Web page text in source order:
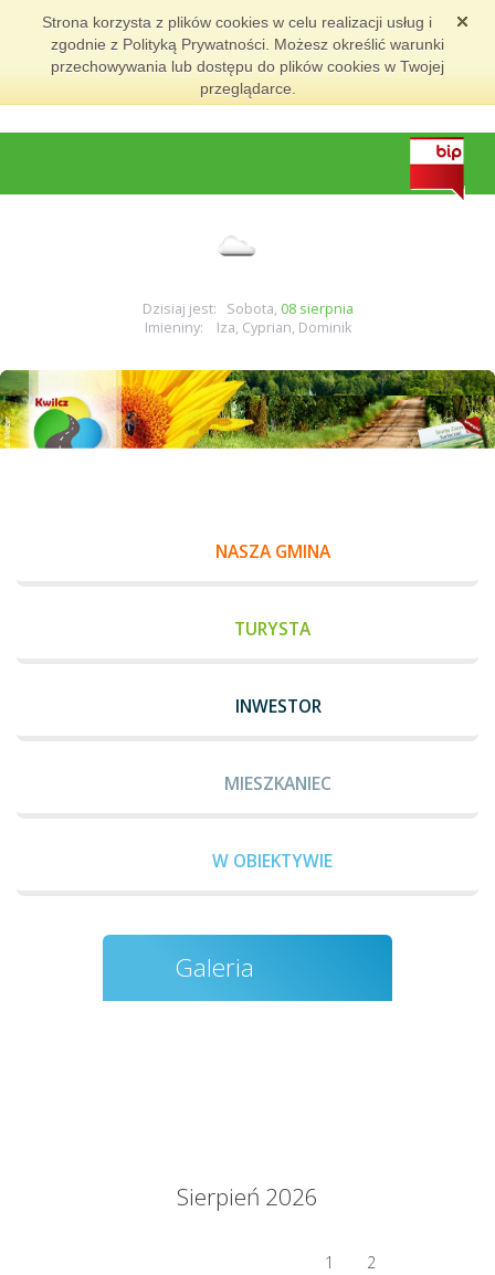
Strona korzysta z plików cookies w celu realizacji usług i
zgodnie z Polityką Prywatności. Możesz określić warunki
przechowywania lub dostępu do plików cookies w Twojej
przeglądarce.
Dzisiaj jest: Sobota, 08 sierpnia
Imieniny: Iza, Cyprian, Dominik
NASZA GMINA
TURYSTA
INWESTOR
MIESZKANIEC
W OBIEKTYWIE
Galeria
Sierpień 2026
1
2